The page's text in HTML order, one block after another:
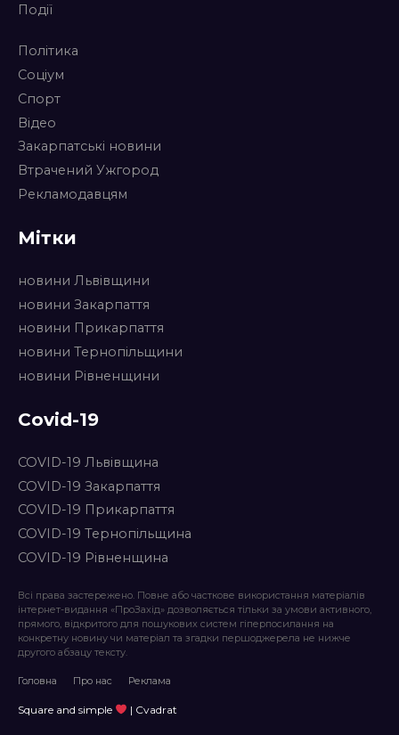
Події
Політика
Соціум
Спорт
Відео
Закарпатські новини
Втрачений Ужгород
Рекламодавцям
Мітки
новини Львівщини
новини Закарпаття
новини Прикарпаття
новини Тернопільщини
новини Рівненщини
Covid-19
COVID-19 Львівщина
COVID-19 Закарпаття
COVID-19 Прикарпаття
COVID-19 Тернопільщина
COVID-19 Рівненщина
Всі права застережено. Повне або часткове використання матеріалів
інтернет-видання «ПроЗахід» дозволяється тільки за умови активного,
прямого, відкритого для пошукових систем гіперпосилання на
конкретну новину чи матеріал та згадки першоджерела не нижче
другого абзацу тексту.
Головна Про нас Реклама
Square and simple | Cvadrat